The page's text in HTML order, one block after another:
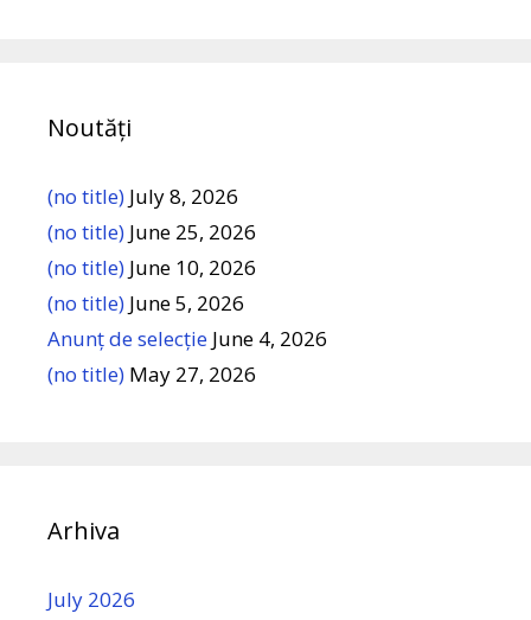
Noutăți
(no title) July 8, 2026
(no title) June 25, 2026
(no title) June 10, 2026
(no title) June 5, 2026
Anunț de selecție June 4, 2026
(no title) May 27, 2026
Arhiva
July 2026